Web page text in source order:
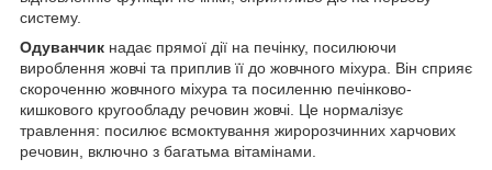
систему.
Одуванчик надає прямої дії на печінку, посилюючи
вироблення жовчі та приплив її до жовчного міхура. Він сприяє
скороченню жовчного міхура та посиленню печінково-
кишкового кругообладу речовин жовчі. Це нормалізує
травлення: посилює всмоктування жиророзчинних харчових
речовин, включно з багатьма вітамінами.